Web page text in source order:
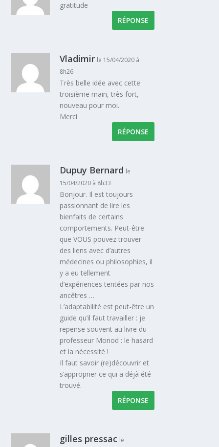
gratitude
RÉPONSE
Vladimir le 15/04/2020 à
8h26
Très belle idée avec cette
troisième main, très fort,
nouveau pour moi.
Merci
RÉPONSE
Dupuy Bernard le
15/04/2020 à 8h33
Bonjour. Il est toujours
passionnant de lire les
bienfaits de certains
comportements. Peut-être
que VOUS pouvez trouver
des liens avec d’autres
médecines ou philosophies, il
y a eu tellement
d’expériences tentées par nos
ancêtres …
L’adaptabilité est peut-être un
guide qu’il faut travailler : je
repense souvent au livre du
professeur Monod : le hasard
et la nécessité !
Il faut savoir (re)découvrir et
s’approprier ce qui a déjà été
trouvé.
RÉPONSE
gilles pressac le